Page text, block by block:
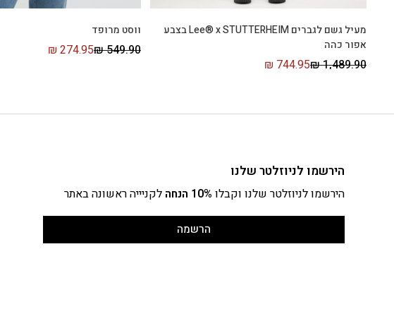
מעיל גשם לגברים Lee® x STUTTERHEIM בצבע
אפור כהה
₪1,489.90
₪ 744.95
ווסט מרופד
₪549.90
₪ 274.95
הירשמו לניוזלטר שלנו
הירשמו לניוזלטר שלנו וקבלו 10% הנחה לקניייה ראשונה באתר
הרשמה